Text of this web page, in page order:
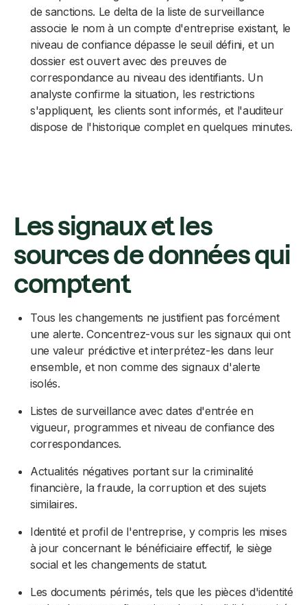
de sanctions. Le delta de la liste de surveillance
associe le nom à un compte d'entreprise existant, le
niveau de confiance dépasse le seuil défini, et un
dossier est ouvert avec des preuves de
correspondance au niveau des identifiants. Un
analyste confirme la situation, les restrictions
s'appliquent, les clients sont informés, et l'auditeur
dispose de l'historique complet en quelques minutes.
Les signaux et les
sources de données qui
comptent
Tous les changements ne justifient pas forcément
une alerte. Concentrez-vous sur les signaux qui ont
une valeur prédictive et interprétez-les dans leur
ensemble, et non comme des signaux d'alerte
isolés.
Listes de surveillance avec dates d'entrée en
vigueur, programmes et niveau de confiance des
correspondances.
Actualités négatives portant sur la criminalité
financière, la fraude, la corruption et des sujets
similaires.
Identité et profil de l'entreprise, y compris les mises
à jour concernant le bénéficiaire effectif, le siège
social et les changements de statut.
Les documents périmés, tels que les pièces d'identité